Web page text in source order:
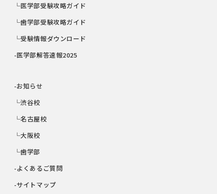
└医学部受験攻略ガイド
└歯学部受験攻略ガイド
└受験情報ダウンロード
-医学部解答速報2025
-お知らせ
└渋谷校
└名古屋校
└大阪校
└歯学部
-よくあるご質問
-サイトマップ